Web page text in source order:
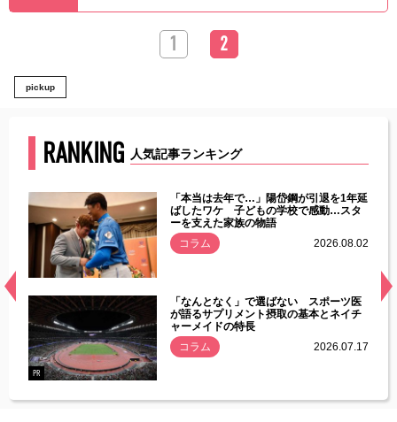
1 2
pickup
RANKING 人気記事ランキング
常
「本当は去年で…」陽岱鋼が引退を1年延
ばしたワケ 子どもの学校で感動…スタ
ーを支えた家族の物語
コラム
2026.08.02
PR
「なんとなく」で選ばない スポーツ医
が語るサプリメント摂取の基本とネイチ
ャーメイドの特長
コラム
2026.07.17